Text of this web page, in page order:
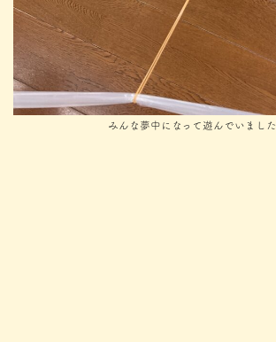
みんな夢中になって遊んでいました